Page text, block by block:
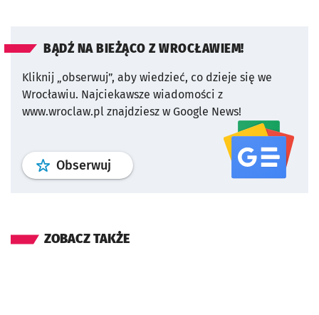
BĄDŹ NA BIEŻĄCO Z WROCŁAWIEM!
Kliknij „obserwuj”, aby wiedzieć, co dzieje się we
Wrocławiu. Najciekawsze wiadomości z
www.wroclaw.pl znajdziesz w Google News!
Obserwuj profil serwisu
ZOBACZ TAKŻE